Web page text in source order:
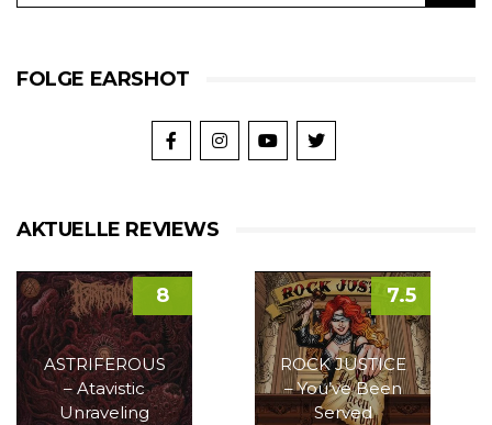
FOLGE EARSHOT
AKTUELLE REVIEWS
ASTRIFEROUS
– Atavistic
Unraveling
8
ROCK JUSTICE
– You’ve Been
Served
7.5